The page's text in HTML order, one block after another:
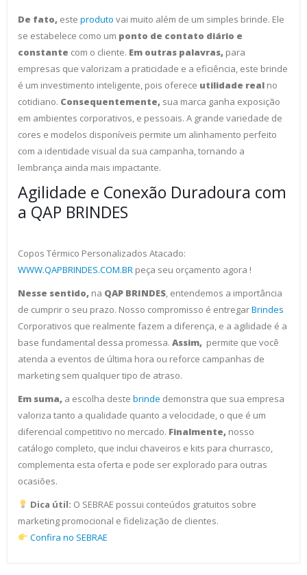
De fato, este produto vai muito além de um simples brinde. Ele
se estabelece como um ponto de contato diário e
constante com o cliente. Em outras palavras, para
empresas que valorizam a praticidade e a eficiência, este brinde
é um investimento inteligente, pois oferece utilidade real no
cotidiano. Consequentemente, sua marca ganha exposição
em ambientes corporativos, e pessoais. A grande variedade de
cores e modelos disponíveis permite um alinhamento perfeito
com a identidade visual da sua campanha, tornando a
lembrança ainda mais impactante.
Agilidade e Conexão Duradoura com
a QAP BRINDES
Copos Térmico Personalizados Atacado:
WWW.QAPBRINDES.COM.BR peça seu orçamento agora !
Nesse sentido, na QAP BRINDES , entendemos a importância
de cumprir o seu prazo. Nosso compromisso é entregarBrindes
Corporativos que realmente fazem a diferença, e a agilidade é a
base fundamental dessa promessa. Assim, permite que você
atenda a eventos de última hora ou reforce campanhas de
marketing sem qualquer tipo de atraso.
Em suma, a escolha deste brinde demonstra que sua empresa
valoriza tanto a qualidade quanto a velocidade, o que é um
diferencial competitivo no mercado. Finalmente, nosso
catálogo completo, que inclui chaveiros e kits para churrasco,
complementa esta oferta e pode ser explorado para outras
ocasiões.
Dica útil: O SEBRAE possui conteúdos gratuitos sobre
marketing promocional e fidelização de clientes.
Confira no SEBRAE